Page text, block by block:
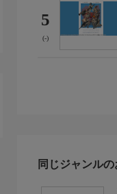
5
(-)
同じジャンル